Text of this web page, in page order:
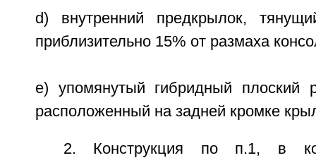
d) внутренний предкрылок,
приблизительно 15% от размаха
e) упомянутый гибридный плоский
расположенный на задней кромке
2. Конструкция по п.1, в